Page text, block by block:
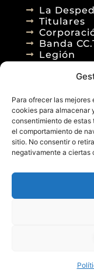
Para ofrecer las
cookies para almacenar
consentimiento de estas
el comportamiento de
sitio. No consentir o
negativamente a
La
Titulares
Banda
Legión
Agenda
Blog
Contacto